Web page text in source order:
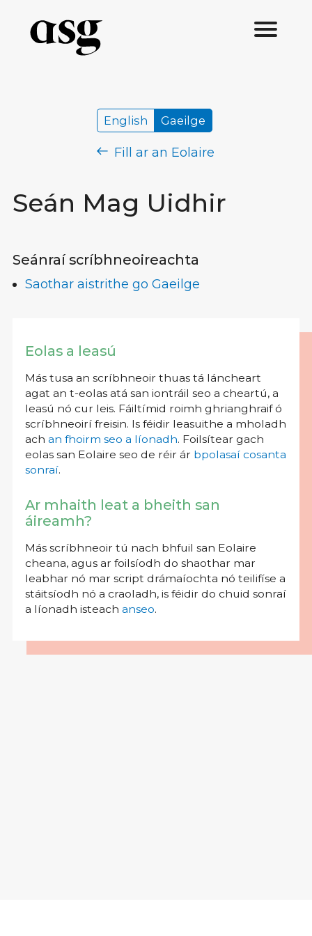
Seán Mag Uidhir
English Gaeilge
Fill ar an Eolaire
Seánraí scríbhneoireachta
Saothar aistrithe go Gaeilge
Eolas a leasú
Más tusa an scríbhneoir thuas tá láncheart
agat an t-eolas atá san iontráil seo a cheartú, a
leasú nó cur leis. Fáiltímid roimh ghrianghraif ó
scríbhneoirí freisin. Is féidir leasuithe a mholadh
ach an fhoirm seo a líonadh. Foilsítear gach
eolas san Eolaire seo de réir ár bpolasaí cosanta
sonraí.
Ar mhaith leat a bheith san
áireamh?
Más scríbhneoir tú nach bhfuil san Eolaire
cheana, agus ar foilsíodh do shaothar mar
leabhar nó mar script drámaíochta nó teilifíse a
stáitsíodh nó a craoladh, is féidir do chuid sonraí
a líonadh isteach anseo.